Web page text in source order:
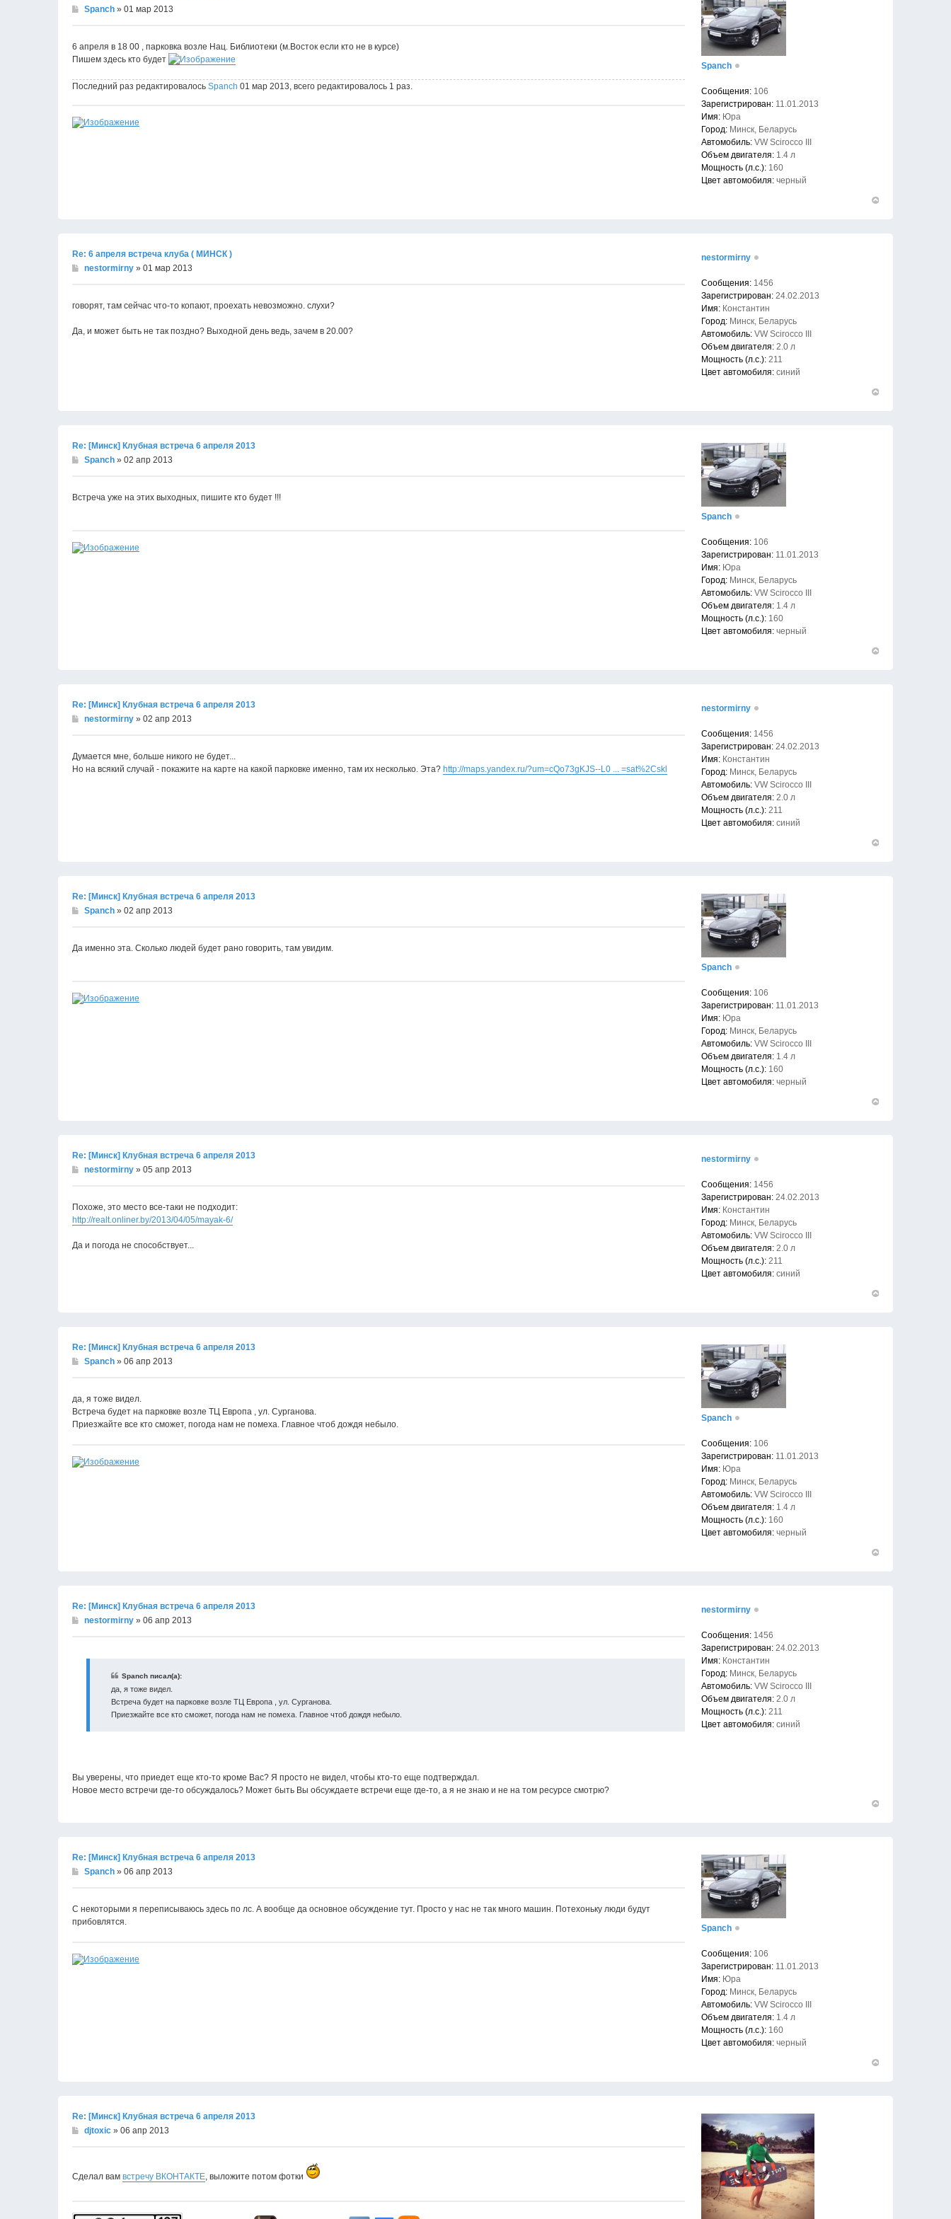
Spanch » 01 мар 2013
6 апреля в 18 00 , парковка возле Нац. Библиотеки (м.Восток если кто не в курсе)
Пишем здесь кто будет
Последний раз редактировалось Spanch 01 мар 2013, всего редактировалось 1 раз.
Spanch
Сообщения: 106
Зарегистрирован: 11.01.2013
Имя: Юра
Город: Минск, Беларусь
Автомобиль: VW Scirocco III
Объем двигателя: 1.4 л
Мощность (л.с.): 160
Цвет автомобиля: черный
Re: 6 апреля встреча клуба ( МИНСК )
nestormirny » 01 мар 2013
говорят, там сейчас что-то копают, проехать невозможно. слухи?
Да, и может быть не так поздно? Выходной день ведь, зачем в 20.00?
nestormirny
Сообщения: 1456
Зарегистрирован: 24.02.2013
Имя: Константин
Город: Минск, Беларусь
Автомобиль: VW Scirocco III
Объем двигателя: 2.0 л
Мощность (л.с.): 211
Цвет автомобиля: синий
Re: [Минск] Клубная встреча 6 апреля 2013
Spanch » 02 апр 2013
Встреча уже на этих выходных, пишите кто будет !!!
Spanch
Сообщения: 106
Зарегистрирован: 11.01.2013
Имя: Юра
Город: Минск, Беларусь
Автомобиль: VW Scirocco III
Объем двигателя: 1.4 л
Мощность (л.с.): 160
Цвет автомобиля: черный
Re: [Минск] Клубная встреча 6 апреля 2013
nestormirny » 02 апр 2013
Думается мне, больше никого не будет...
Но на всякий случай - покажите на карте на какой парковке именно, там их несколько. Эта? http://maps.yandex.ru/?um=cQo73gKJS--L0 ... =sat%2Cskl
nestormirny
Сообщения: 1456
Зарегистрирован: 24.02.2013
Имя: Константин
Город: Минск, Беларусь
Автомобиль: VW Scirocco III
Объем двигателя: 2.0 л
Мощность (л.с.): 211
Цвет автомобиля: синий
Re: [Минск] Клубная встреча 6 апреля 2013
Spanch » 02 апр 2013
Да именно эта. Сколько людей будет рано говорить, там увидим.
Spanch
Сообщения: 106
Зарегистрирован: 11.01.2013
Имя: Юра
Город: Минск, Беларусь
Автомобиль: VW Scirocco III
Объем двигателя: 1.4 л
Мощность (л.с.): 160
Цвет автомобиля: черный
Re: [Минск] Клубная встреча 6 апреля 2013
nestormirny » 05 апр 2013
Похоже, это место все-таки не подходит:
http://realt.onliner.by/2013/04/05/mayak-6/
Да и погода не способствует...
nestormirny
Сообщения: 1456
Зарегистрирован: 24.02.2013
Имя: Константин
Город: Минск, Беларусь
Автомобиль: VW Scirocco III
Объем двигателя: 2.0 л
Мощность (л.с.): 211
Цвет автомобиля: синий
Re: [Минск] Клубная встреча 6 апреля 2013
Spanch » 06 апр 2013
да, я тоже видел.
Встреча будет на парковке возле ТЦ Европа , ул. Сурганова.
Приезжайте все кто сможет, погода нам не помеха. Главное чтоб дождя небыло.
Spanch
Сообщения: 106
Зарегистрирован: 11.01.2013
Имя: Юра
Город: Минск, Беларусь
Автомобиль: VW Scirocco III
Объем двигателя: 1.4 л
Мощность (л.с.): 160
Цвет автомобиля: черный
Re: [Минск] Клубная встреча 6 апреля 2013
nestormirny » 06 апр 2013
Spanch писал(а):
да, я тоже видел.
Встреча будет на парковке возле ТЦ Европа , ул. Сурганова.
Приезжайте все кто сможет, погода нам не помеха. Главное чтоб дождя небыло.
Вы уверены, что приедет еще кто-то кроме Вас? Я просто не видел, чтобы кто-то еще подтверждал.
Новое место встречи где-то обсуждалось? Может быть Вы обсуждаете встречи еще где-то, а я не знаю и не на том ресурсе смотрю?
nestormirny
Сообщения: 1456
Зарегистрирован: 24.02.2013
Имя: Константин
Город: Минск, Беларусь
Автомобиль: VW Scirocco III
Объем двигателя: 2.0 л
Мощность (л.с.): 211
Цвет автомобиля: синий
Re: [Минск] Клубная встреча 6 апреля 2013
Spanch » 06 апр 2013
С некоторыми я переписываюсь здесь по лс. А вообще да основное обсуждение тут. Просто у нас не так много машин. Потехоньку люди будут
прибовлятся.
Spanch
Сообщения: 106
Зарегистрирован: 11.01.2013
Имя: Юра
Город: Минск, Беларусь
Автомобиль: VW Scirocco III
Объем двигателя: 1.4 л
Мощность (л.с.): 160
Цвет автомобиля: черный
Re: [Минск] Клубная встреча 6 апреля 2013
djtoxic » 06 апр 2013
Сделал вам встречу ВКОНТАКТЕ, выложите потом фотки